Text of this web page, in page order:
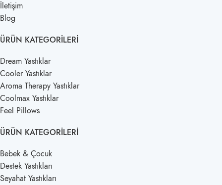
İletişim
Blog
ÜRÜN KATEGORILERI
Dream Yastıklar
Cooler Yastıklar
Aroma Therapy Yastıklar
Coolmax Yastıklar
Feel Pillows
ÜRÜN KATEGORILERI
Bebek & Çocuk
Destek Yastıkları
Seyahat Yastıkları